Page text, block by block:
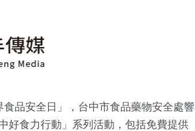
食品安全日」，台中市食品藥物安全處響
好食力行動」系列活動，包括免費提供